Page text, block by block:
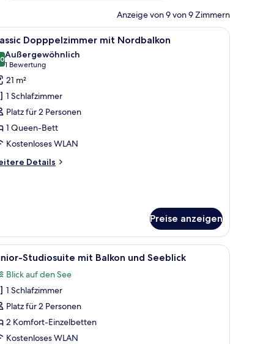
Anzeige von 9 von 9 Zimmern
WLAN, Bettwäsche Allergikerbettwaren, Zimmersafe,
3 Dopppelzimmer mit Nordbalkon
von 10
Außergewöhnlich
1 Bewertung
(1
Bewertung)
21 m²
1 Schlafzimmer
Platz für 2 Personen
1 Queen-Bett
Kostenloses WLAN
Details
Preise anzeigen
Zimmersafe, kostenloses WLAN, Bettwäsche
Ein modernes Hotelzimmer mit Hochbett,
3 Studiosuite mit Balkon und Seeblick
Blick auf den See
1 Schlafzimmer
Platz für 2 Personen
2 Komfort-Einzelbetten
Kostenloses WLAN